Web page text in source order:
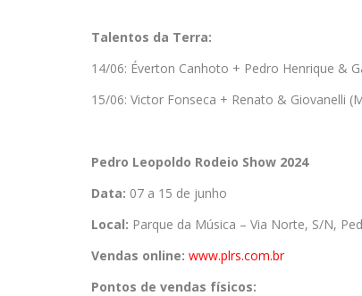
Talentos da Terra:
14/06: Éverton Canhoto + Pedro Henrique &
15/06: Victor Fonseca + Renato & Giovanelli
Pedro Leopoldo Rodeio Show 2024
Data: 07 a 15 de junho
Local: Parque da Música – Via Norte, S/N,
Vendas online: www.plrs.com.br
Pontos de vendas físicos: